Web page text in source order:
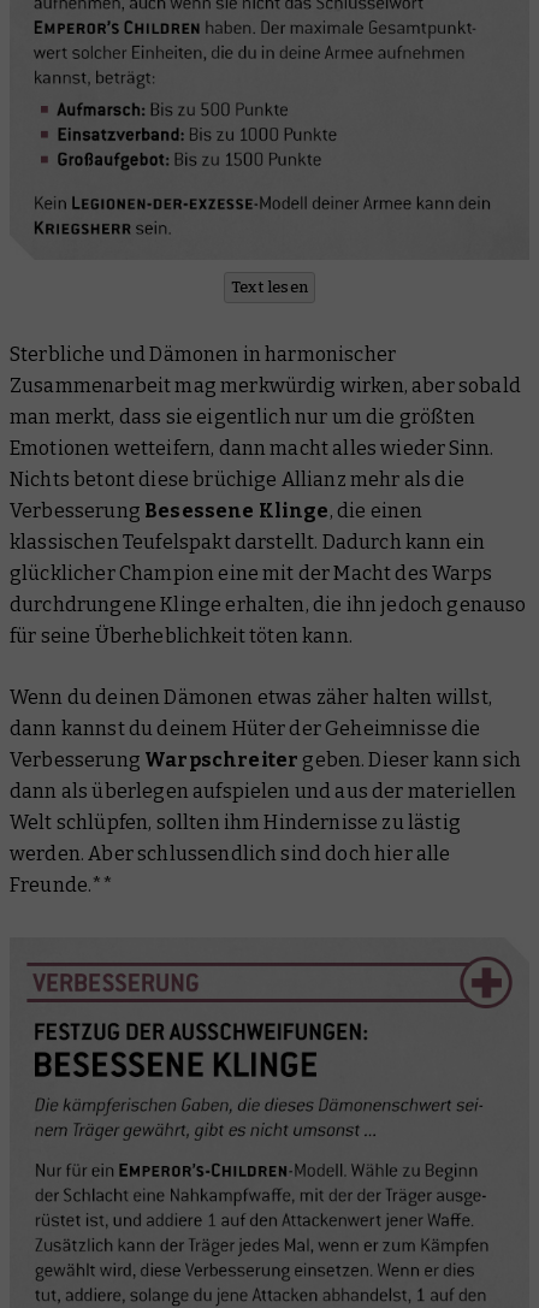
Text lesen
Sterbliche und Dämonen in harmonischer
Zusammenarbeit mag merkwürdig wirken, aber sobald
man merkt, dass sie eigentlich nur um die größten
Emotionen wetteifern, dann macht alles wieder Sinn.
Nichts betont diese brüchige Allianz mehr als die
Verbesserung Besessene Klinge, die einen
klassischen Teufelspakt darstellt. Dadurch kann ein
glücklicher Champion eine mit der Macht des Warps
durchdrungene Klinge erhalten, die ihn jedoch genauso
für seine Überheblichkeit töten kann.
Wenn du deinen Dämonen etwas zäher halten willst,
dann kannst du deinem Hüter der Geheimnisse die
Verbesserung Warpschreiter geben. Dieser kann sich
dann als überlegen aufspielen und aus der materiellen
Welt schlüpfen, sollten ihm Hindernisse zu lästig
werden. Aber schlussendlich sind doch hier alle
Freunde.**